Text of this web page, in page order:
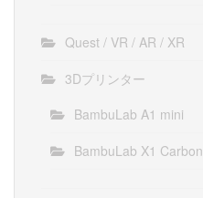
Quest / VR / AR / XR
3Dプリンター
BambuLab A1 mini
BambuLab X1 Carbon